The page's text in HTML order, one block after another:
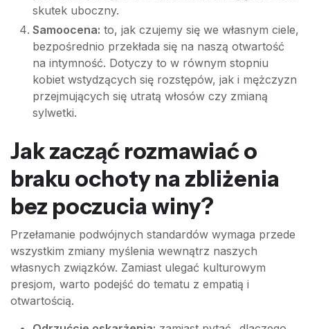
skutek uboczny.
Samoocena: to, jak czujemy się we własnym ciele,
bezpośrednio przekłada się na naszą otwartość
na intymność. Dotyczy to w równym stopniu
kobiet wstydzących się rozstępów, jak i mężczyzn
przejmujących się utratą włosów czy zmianą
sylwetki.
Jak zacząć rozmawiać o
braku ochoty na zbliżenia
bez poczucia winy?
Przełamanie podwójnych standardów wymaga przede
wszystkim zmiany myślenia wewnątrz naszych
własnych związków. Zamiast ulegać kulturowym
presjom, warto podejść do tematu z empatią i
otwartością.